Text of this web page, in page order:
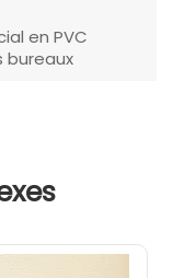
en PVC
bureaux